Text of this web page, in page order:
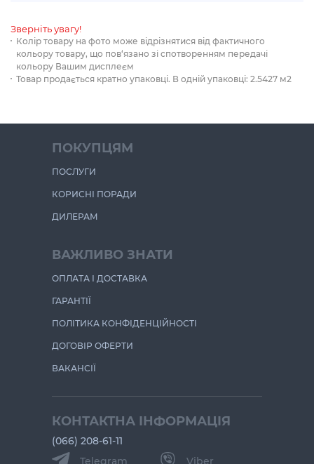
Зверніть увагу!
Колір товару на фото може відрізнятися від фактичного
кольору товару, що пов‘язано зі спотворенням передачі
кольору Вашим дисплеєм
Товар продається кратно упаковці. В одній упаковці: 2.5427 м2
ПОКУПЦЯМ
ПОСЛУГИ
КОРИСНІ ПОРАДИ
ДИЛЕРАМ
ВАЖЛИВО ЗНАТИ
ОПЛАТА І ДОСТАВКА
ГАРАНТІЇ
ПОЛІТИКА КОНФІДЕНЦІЙНОСТІ
ДОГОВІР ОФЕРТИ
ВАКАНСІЇ
КОНТАКТНА ІНФОРМАЦІЯ
(066) 208-61-11
Telegram
Viber